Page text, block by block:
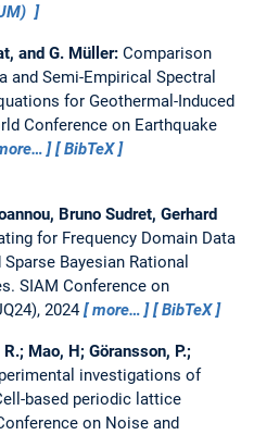
and G. Müller: Comparison
and Semi-Empirical Spectral
for Geothermal-Induced
Conference on Earthquake
BibTeX
Bruno Sudret, Gerhard
for Frequency Domain Data
Bayesian Rational
SIAM Conference on
2024
more… BibTeX
Mao, H; Göransson, P.;
investigations of
based periodic lattice
on Noise and